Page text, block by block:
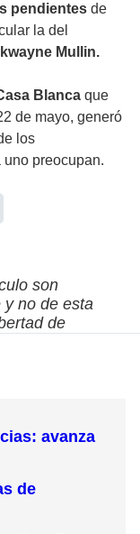
pendientes de
la del
Mullin.
Blanca que
de mayo, generó
los
uno preocupan.
son
y no de esta
de
avanza
de